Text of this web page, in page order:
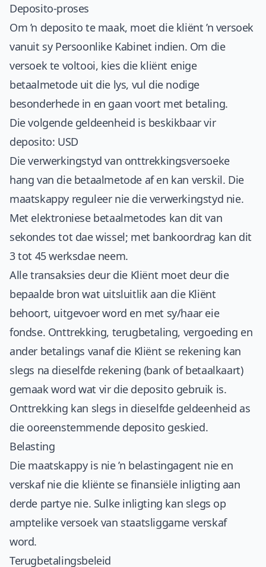
Deposito-proses
Om ’n deposito te maak, moet die kliënt ’n versoek
vanuit sy Persoonlike Kabinet indien. Om die
versoek te voltooi, kies die kliënt enige
betaalmetode uit die lys, vul die nodige
besonderhede in en gaan voort met betaling.
Die volgende geldeenheid is beskikbaar vir
deposito: USD
Die verwerkingstyd van onttrekkingsversoeke
hang van die betaalmetode af en kan verskil. Die
maatskappy reguleer nie die verwerkingstyd nie.
Met elektroniese betaalmetodes kan dit van
sekondes tot dae wissel; met bankoordrag kan dit
3 tot 45 werksdae neem.
Alle transaksies deur die Kliënt moet deur die
bepaalde bron wat uitsluitlik aan die Kliënt
behoort, uitgevoer word en met sy/haar eie
fondse. Onttrekking, terugbetaling, vergoeding en
ander betalings vanaf die Kliënt se rekening kan
slegs na dieselfde rekening (bank of betaalkaart)
gemaak word wat vir die deposito gebruik is.
Onttrekking kan slegs in dieselfde geldeenheid as
die ooreenstemmende deposito geskied.
Belasting
Die maatskappy is nie ’n belastingagent nie en
verskaf nie die kliënte se finansiële inligting aan
derde partye nie. Sulke inligting kan slegs op
amptelike versoek van staatsliggame verskaf
word.
Terugbetalingsbeleid